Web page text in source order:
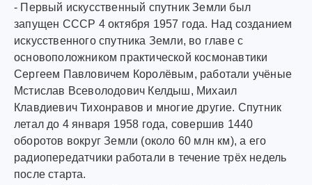
- Первый искусственный спутник Земли был
запущен СССР 4 октября 1957 года. Над созданием
искусственного спутника Земли, во главе с
основоположником практической космонавтики
Сергеем Павловичем Королёвым, работали учёные
Мстислав Всеволодович Келдыш, Михаил
Клавдиевич Тихонравов и многие другие. Спутник
летал до 4 января 1958 года, совершив 1440
оборотов вокруг Земли (около 60 млн км), а его
радиопередатчики работали в течение трёх недель
после старта.